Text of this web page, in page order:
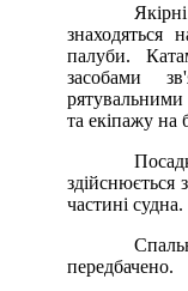
знаходяться
палуби.
засобами
рятувальними
та екіпажу на
здійснюється
частині судна.
передбачено.